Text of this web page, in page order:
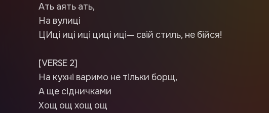
Ать аять ать,
На вулиці
ЦИці иці иці циці иці— свій стиль, не бійся!
[VERSE 2]
На кухні варимо не тільки борщ,
А ще сідничками
Хощ ощ хощ ощ